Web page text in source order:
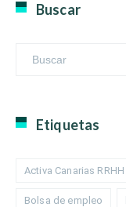
Buscar
Etiquetas
Activa Canarias RRHH
Bolsa de empleo